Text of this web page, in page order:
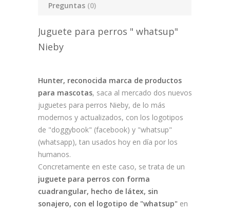
Preguntas (0)
Juguete para perros " whatsup"
Nieby
Hunter, reconocida marca de productos
para mascotas, saca al mercado dos nuevos
juguetes para perros Nieby, de lo más
modernos y actualizados, con los logotipos
de "doggybook" (facebook) y "whatsup"
(whatsapp), tan usados hoy en día por los
humanos.
Concretamente en este caso, se trata de un
juguete para perros con forma
cuadrangular, hecho de látex, sin
sonajero, con el logotipo de "whatsup" en